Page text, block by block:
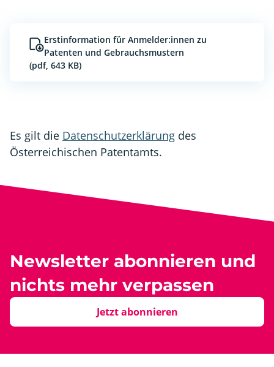
Erstinformation für Anmelder:innen zu
Patenten und Gebrauchsmustern
(pdf, 643 KB)
Es gilt die Datenschutzerklärung des
Österreichischen Patentamts.
Newsletter abonnieren und
nichts mehr verpassen
Jetzt abonnieren